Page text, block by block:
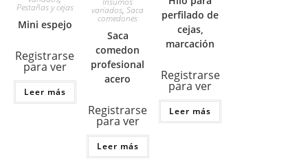
Pestañas y cejas
Mini espejo
Registrarse
para ver
Leer más
variados,Saca
comedones
Saca
comedon
profesional
acero
Registrarse
para ver
Leer más
perfilado de
cejas,
marcación
Registrarse
para ver
Leer más